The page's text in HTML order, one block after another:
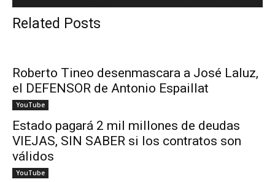
Related Posts
Roberto Tineo desenmascara a José Laluz,
el DEFENSOR de Antonio Espaillat
YouTube
Estado pagará 2 mil millones de deudas
VIEJAS, SIN SABER si los contratos son
válidos
YouTube